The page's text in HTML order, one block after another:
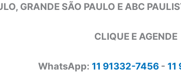
GRANDE SÃO PAULO E ABC
CLIQUE E AGENDE
WhatsApp: 11 91332-7456- 11